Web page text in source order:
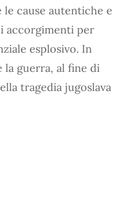
cause autentiche e
accorgimenti per
esplosivo. In
guerra, al fine di
tragedia jugoslava